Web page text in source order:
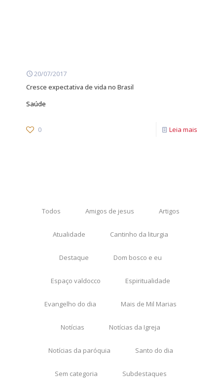
20/07/2017
Cresce expectativa de vida no Brasil
Saúde
0 Leia mais
Todos Amigos de jesus Artigos
Atualidade Cantinho da liturgia
Destaque Dom bosco e eu
Espaço valdocco Espiritualidade
Evangelho do dia Mais de Mil Marias
Notícias Notícias da Igreja
Notícias da paróquia Santo do dia
Sem categoria Subdestaques